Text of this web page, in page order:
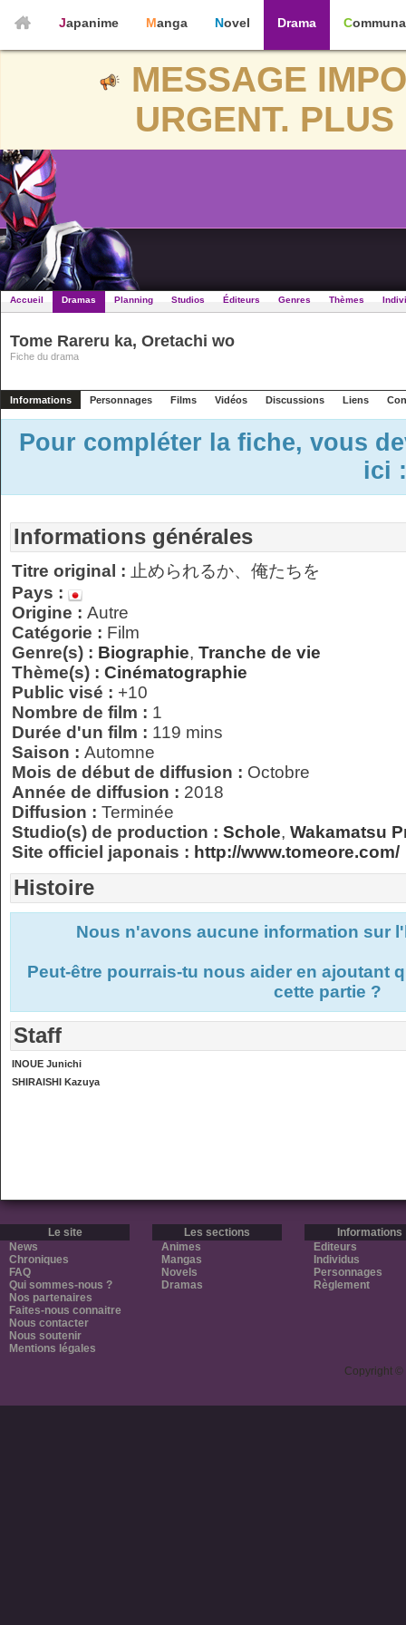
Japanime Manga Novel Drama
MESSAGE
URGENT.
Accueil Dramas Planning Studios Éditeurs Genres Thèmes
Tome Rareru ka, Oretachi wo
Fiche du drama
Informations Personnages Films Vidéos Discussions Liens
Pour compléter la fiche, vous
ici
Informations générales
Titre original : 止められるか、俺たちを
Pays :
Origine : Autre
Catégorie : Film
Genre(s) : Biographie, Tranche de vie
Thème(s) : Cinématographie
Public visé : +10
Nombre de film : 1
Durée d'un film : 119 mins
Saison : Automne
Mois de début de diffusion : Octobre
Année de diffusion : 2018
Diffusion : Terminée
Studio(s) de production : Schole, Wakamatsu
Site officiel japonais : http://www.tomeore.com/
Histoire
Nous n'avons aucune information sur
Peut-être pourrais-tu nous aider en ajoutant
cette partie ?
Staff
INOUE Junichi
SHIRAISHI Kazuya
Le site
News
Chroniques
FAQ
Qui sommes-nous ?
Nos partenaires
Faites-nous connaitre
Nous contacter
Nous soutenir
Mentions légales
Les sections
Animes
Mangas
Novels
Dramas
Informations
Editeurs
Individus
Personnages
Règlement
Copyright ©